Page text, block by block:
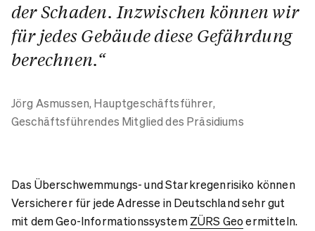
der Schaden. Inzwischen können wir
für jedes Gebäude diese Gefährdung
berechnen.“
Jörg Asmussen, Hauptgeschäftsführer,
Geschäftsführendes Mitglied des Präsidiums
Das Überschwemmungs- und Starkregenrisiko können
Versicherer für jede Adresse in Deutschland sehr gut
mit dem Geo-InformationssystemZÜRS Geoermitteln.